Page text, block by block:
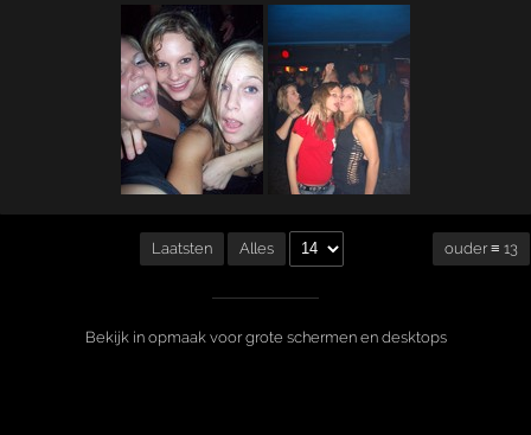
Laatsten Alles ouder ≡ 13
Bekijk in opmaak voor grote schermen en desktops